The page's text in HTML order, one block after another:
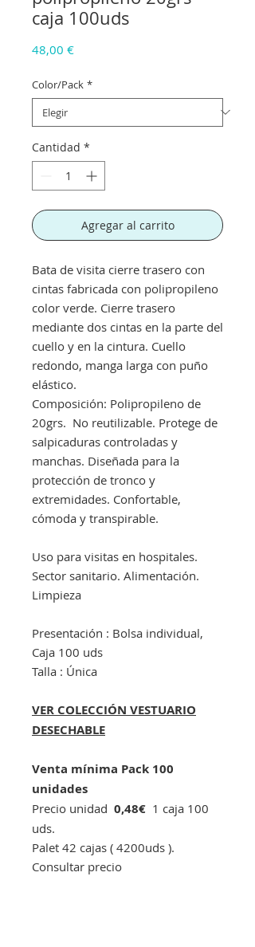
caja 100uds
48,00 €Precio
Color/Pack *
Cantidad *
Agregar al carrito
Bata de visita cierre trasero con
cintas fabricada con polipropileno
color verde. Cierre trasero
mediante dos cintas en la parte del
cuello y en la cintura. Cuello
redondo, manga larga con puño
elástico.
Composición: Polipropileno de
20grs. No reutilizable. Protege de
salpicaduras controladas y
manchas. Diseñada para la
protección de tronco y
extremidades. Confortable,
cómoda y transpirable.
Uso para visitas en hospitales.
Sector sanitario. Alimentación.
Limpieza
Presentación : Bolsa individual,
Caja 100 uds
Talla : Única
VER COLECCIÓN VESTUARIO
DESECHABLE
Venta mínima Pack 100
unidades
Precio unidad 0,48€ 1 caja 100
uds.
Palet 42 cajas ( 4200uds ).
Consultar precio